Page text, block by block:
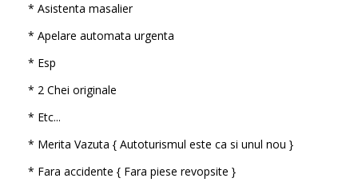
* Asistenta masalier
* Apelare automata urgenta
* Esp
* 2 Chei originale
* Etc...
* Merita Vazuta { Autoturismul este ca si unul nou }
* Fara accidente { Fara piese revopsite }